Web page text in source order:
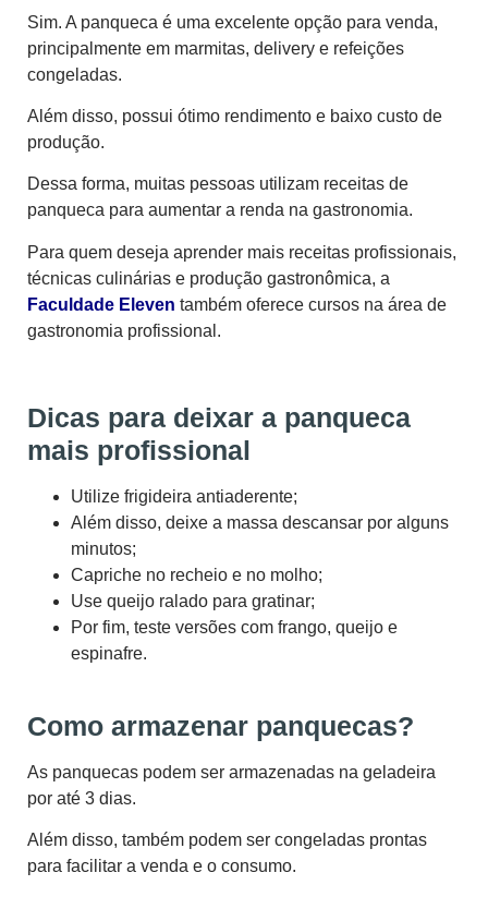
Sim. A panqueca é uma excelente opção para venda,
principalmente em marmitas, delivery e refeições
congeladas.
Além disso, possui ótimo rendimento e baixo custo de
produção.
Dessa forma, muitas pessoas utilizam receitas de
panqueca para aumentar a renda na gastronomia.
Para quem deseja aprender mais receitas profissionais,
técnicas culinárias e produção gastronômica, a
Faculdade Eleven também oferece cursos na área de
gastronomia profissional.
Dicas para deixar a panqueca
mais profissional
Utilize frigideira antiaderente;
Além disso, deixe a massa descansar por alguns
minutos;
Capriche no recheio e no molho;
Use queijo ralado para gratinar;
Por fim, teste versões com frango, queijo e
espinafre.
Como armazenar panquecas?
As panquecas podem ser armazenadas na geladeira
por até 3 dias.
Além disso, também podem ser congeladas prontas
para facilitar a venda e o consumo.